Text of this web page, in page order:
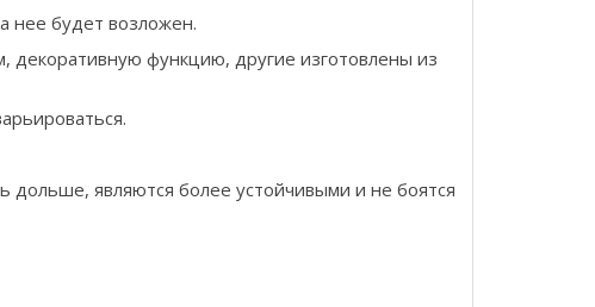
нее будет возложен.
декоративную функцию, другие изготовлены из
являются более устойчивыми и не боятся